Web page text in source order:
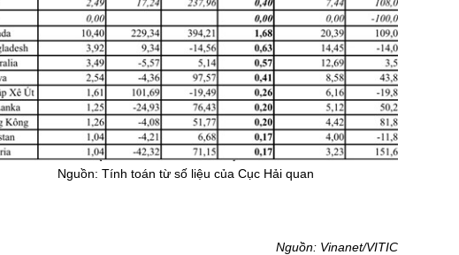
Nguồn: Tính toán từ số liệu của Cục Hải quan
Nguồn: Vinanet/VITIC